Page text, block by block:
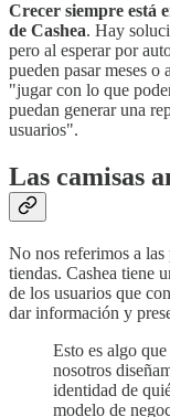
Crecer siempre está
de Cashea. Hay
pero al esperar por
pueden pasar meses o
"jugar con lo que
puedan generar una
usuarios".
Las camisas
No nos referimos a las
tiendas. Cashea tiene
de los usuarios que
dar información y
Esto es algo
nosotros
identidad de
modelo de